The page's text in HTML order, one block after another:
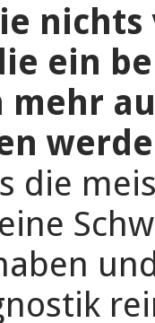
ein
mehr
die